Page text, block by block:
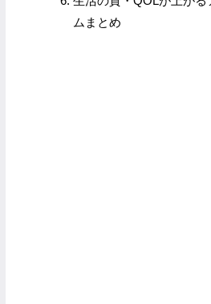
ムまとめ